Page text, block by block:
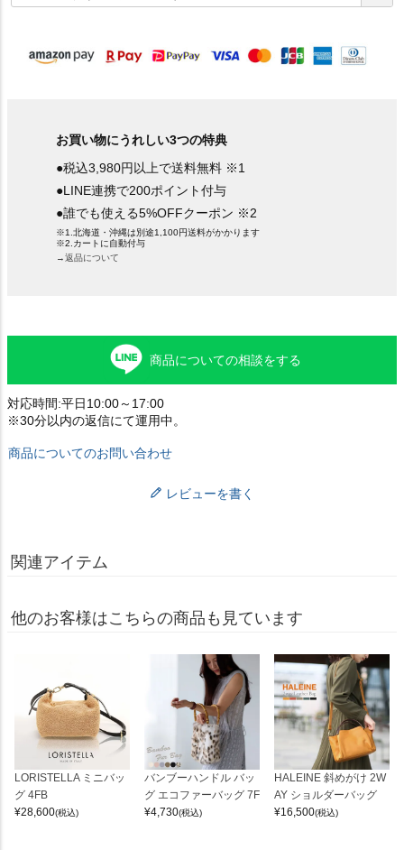
須
お買い物にうれしい3つの特典
●税込3,980円以上で送料無料 ※1
●LINE連携で200ポイント付与
●誰でも使える5%OFFクーポン ※2
※1.北海道・沖縄は別途1,100円送料がかかります
※2.カートに自動付与
→返品について
商品についての相談をする
対応時間:平日10:00～17:00
※30分以内の返信にて運用中。
商品についてのお問い合わせ
レビューを書く
関連アイテム
他のお客様はこちらの商品も見ています
LORISTELLA ミニバッ
グ 4FB
¥28,600(税込)
バンブーハンドル バッ
グ エコファーバッグ 7F
¥4,730(税込)
HALEINE 斜めがけ 2W
AY ショルダーバッグ
¥16,500(税込)